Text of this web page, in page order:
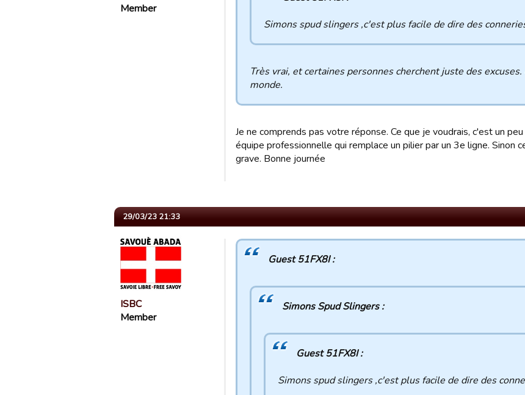
Member
Simons spud slingers ,c'est plus facile de dire des
Très vrai, et certaines personnes cherchent juste des
monde.
Je ne comprends pas votre réponse. Ce que je voudrais, c'est un
équipe professionnelle qui remplace un pilier par un 3e ligne. Sinon
grave. Bonne journée
29/03/23 21:33
ISBC
Member
Guest 51FX8I :
Simons Spud Slingers :
Guest 51FX8I :
Simons spud slingers ,c'est plus facile de dire des